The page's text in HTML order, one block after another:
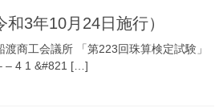
3年10月24日施行）
工会議所 「第223回珠算検定試験」
– 4 1 &#821 […]